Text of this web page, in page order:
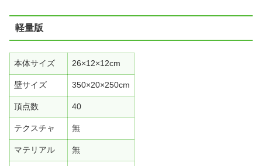
軽量版
本体サイズ 26×12×12cm
壁サイズ 350×20×250cm
頂点数 40
テクスチャ 無
マテリアル 無